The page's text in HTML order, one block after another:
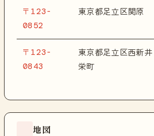
〒123-
0852
東京都足立区関原
〒123-
0843
東京都足立区西新井
栄町
地図